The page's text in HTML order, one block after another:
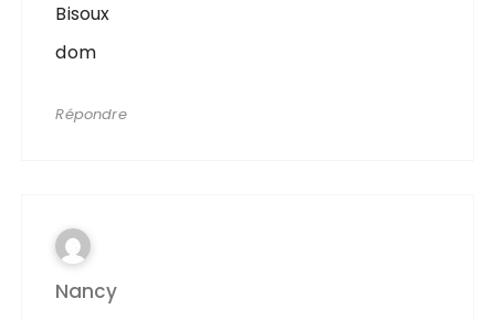
Bisoux
dom
Répondre
Nancy